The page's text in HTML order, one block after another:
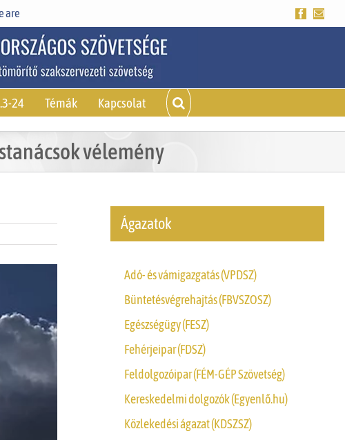
are Facebook
24 Témák Kapcsolat
vélemény
Ágazatok
Adó- és vámigazgatás (VPDSZ)
Büntetésvégrehajtás (FBVSZOSZ)
Egészségügy (FESZ)
Fehérjeipar (FDSZ)
Feldolgozóipar (FÉM-GÉP Szövetség)
Kereskedelmi dolgozók (Egyenlő.hu)
Közlekedési ágazat (KDSZSZ)